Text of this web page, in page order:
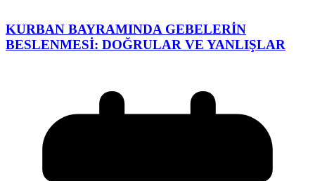
KURBAN BAYRAMINDA GEBELERİN
BESLENMESİ: DOĞRULAR VE YANLIŞLAR